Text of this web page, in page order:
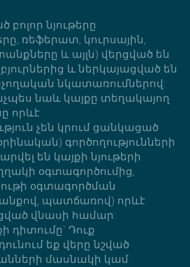
նյութերը
ռեֆերատ, կուրսային,
և այլն) վերցված են
և ներկայացված են
նկատառումներով:
նաև կայքը տեղակայող
որևէ
չեն կրում ցանկացած
գործողությունների
են կայքի նյութերի
օգտագործումից,
օգտագործման
պատճառով) որևէ
վնասի համար:
դիտումը` Դուք
եք վերը նշված
մասնակի կամ